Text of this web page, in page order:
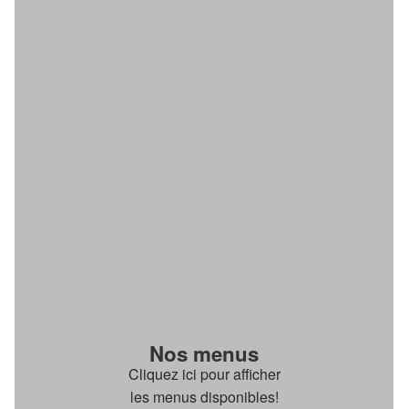
Nos menus
Cliquez ici pour afficher
les menus disponibles!